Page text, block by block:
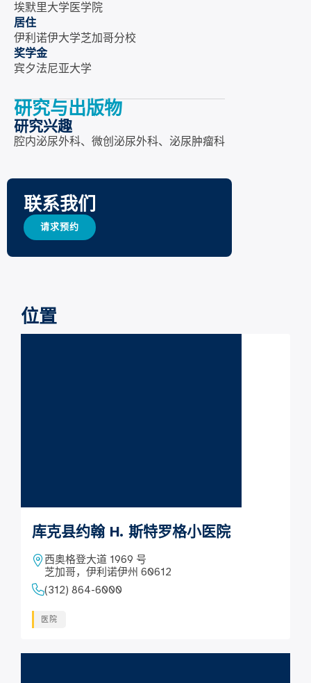
埃默里大学医学院
居住
伊利诺伊大学芝加哥分校
奖学金
宾夕法尼亚大学
研究与出版物
研究兴趣
腔内泌尿外科、微创泌尿外科、泌尿肿瘤科
联系我们
请求预约
位置
库克县约翰 H. 斯特罗格小医院
西奥格登大道 1969 号
芝加哥，伊利诺伊州 60612
(312) 864-6000
医院